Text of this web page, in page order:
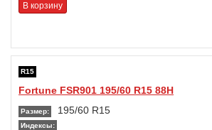
В корзину
R15
Fortune FSR901 195/60 R15 88H
Размер: 195/60 R15
Индексы: